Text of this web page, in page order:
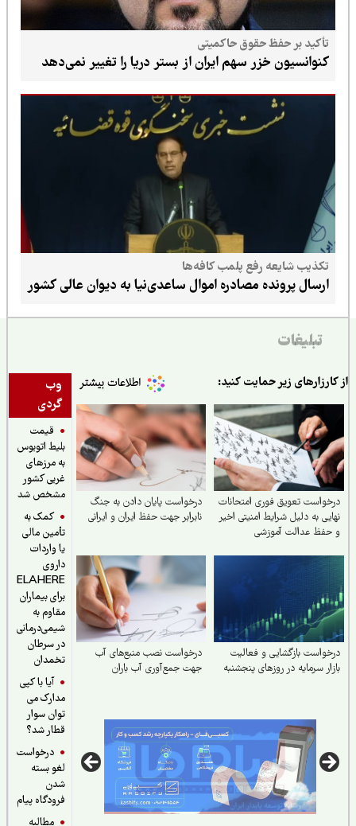
تأکید بر حفظ حقوق حاکمیتی
کنوانسیون خزر سهم ایران از بستر دریا را تغییر نمی‌دهد
تکذیب شایعه رفع پلمب کافه‌ها
ارسال پرونده مصادره اموال ساعدی‌نیا به دیوان عالی کشور
تبلیغات
وب
گردی
قیمت
بلیط اتوبوس
به مرزهای
غربی کشور
مشخص شد
کمک به
تأمین مالی
یا واردات
داروی
ELAHERE
برای بیماران
مقاوم به
شیمی‌درمانی
در سرطان
تخمدان
آیا با کپی
مدارک می
توان سوار
قطار شد؟
درخواست
لغو بسته
فرودگاه پیام
زیر حمایت کنید:
تعویق فوری امتحانات
به دلیل شرایط امنیتی اخیر
عدالت آموزشی
درخواست پایان دادن به جنگ
نابرابر جهت حفظ ایران و ایرانی
بازگشایی و فعالیت
سرمایه در روزهای پنجشنبه
درخواست نصب منبع‌های آب
جهت جمع‌آوری آب باران